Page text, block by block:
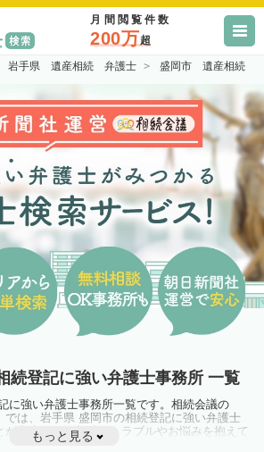
月間閲覧件数
200万超
岩手県 遺産相続 弁護士 盛岡市 遺産相続
続登記に強い弁護士事務所 一覧
に強い弁護士事務所一覧です。相続会議の
では、岩手県 盛岡市の相続登記に強い弁護士
が出来ます。相続のトラブルやお悩みを抱えて
士に相談してみましょう。
もっと見る